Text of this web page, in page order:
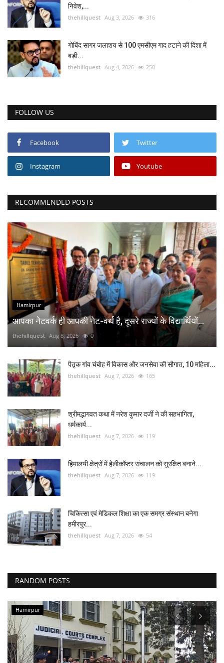
निवेश,...
thehillquest Aug 3, 2026 316
गोबिंद सागर जलाशय से 100 एमसीएम गाद हटाने की दिशा में
बड़ी...
thehillquest Aug 4, 2026 250
FOLLOW US
Facebook Twitter
Instagram Youtube
RECOMMENDED POSTS
Hamirpur
आपका नेटवर्क ही आपकी नेट-वर्थ है, दूसरे राज्यों के विद्यार्थियों...
thehillquest Aug 8, 2026 0
पैतृक गांव चंबोह में विकास और जनसेवा की सौगात, 10 महिला...
thehillquest Aug 7, 2026 165
श्रीमद्भागवत कथा में नरेश कुमार दर्जी ने की सहभागिता,
धर्मकार्य...
thehillquest Aug 7, 2026 119
हिमालयी क्षेत्रों में हेलीकॉप्टर संचालन को सुरक्षित बनाने...
thehillquest Aug 7, 2026 119
चिकित्सा एवं मेडिकल शिक्षा का एक समग्र संस्थान बनेगा
हमीरपुर...
thehillquest Aug 7, 2026 54
RANDOM POSTS
Hamirpur